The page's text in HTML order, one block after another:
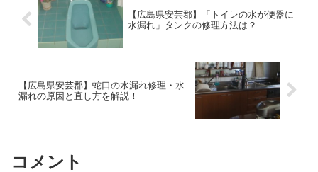
で、自分で交換できそうな方は、チャレ
ンジしてみてはいかがでしょうか。
【広島県安芸郡】「トイレの水が便器に
水漏れ」タンクの修理方法は？
【広島県安芸郡】蛇口の水漏れ修理・水
漏れの原因と直し方を解説！
コメント